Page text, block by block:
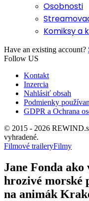
Osobnosti
Komiksy a
Have an existing account?
Follow US
Kontakt
Inzercia
Nahlásiť obsah
Podmienky
GDPR a Ochrana
© 2015 - 2026
vyhradené.
Filmové traileryFilmy
Jane Fonda
hrozivé morské
na animák